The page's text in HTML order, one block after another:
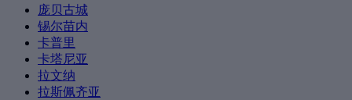
庞贝古城
锡尔苗内
卡普里
卡塔尼亚
拉文纳
拉斯佩齐亚